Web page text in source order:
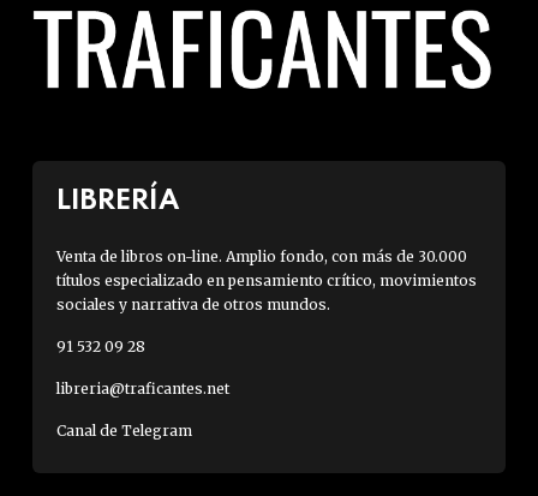
LIBRERÍA
Venta de libros on-line. Amplio fondo, con más de 30.000
títulos especializado en pensamiento crítico, movimientos
sociales y narrativa de otros mundos.
91 532 09 28
libreria@traficantes.net
Canal de Telegram